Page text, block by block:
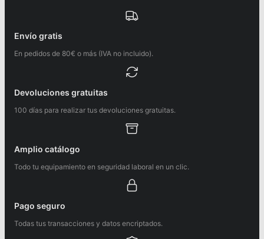
Envío gratis
En pedidos de 80€ o más (IVA no incluido).
Devoluciones gratuitas
100 días para realizar tus devoluciones gratuitas.
Amplio catálogo
Todo tu equipamiento en seguridad laboral en un clic.
Pago seguro
Todas tus transacciones y datos encriptados.